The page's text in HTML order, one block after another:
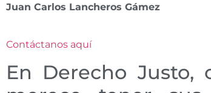
Juan Carlos Lancheros Gámez
Contáctanos aquí
En Derecho Justo,